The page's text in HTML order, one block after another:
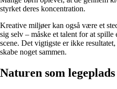
styrket deres koncentration.
Kreative miljøer kan også være et
sig selv – måske et talent for at spille
scene. Det vigtigste er ikke
skabe noget sammen.
Naturen som legeplads